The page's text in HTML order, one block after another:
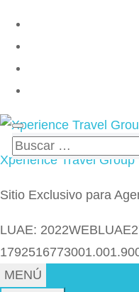
Saltar
contenido
(presiona
la
tecla
Intro)
Buscar:
Xperience Travel Group
Sitio Exclusivo para
LUAE:
MENÚ